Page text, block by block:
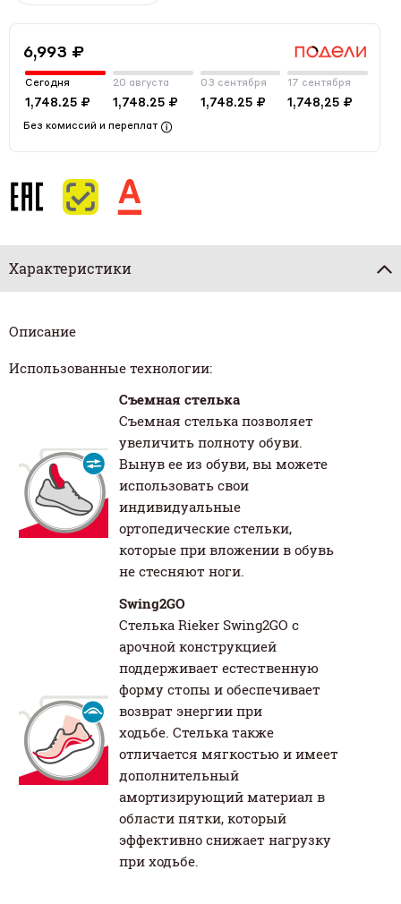
6,993 ₽
Сегодня
1,748.25 ₽
20 августа
1,748.25 ₽
03 сентября
1,748.25 ₽
17 сентября
1,748,25 ₽
Без комиссий и переплат
Характеристики
Описание
Использованные технологии:
Съемная стелька
Съемная стелька позволяет
увеличить полноту обуви.
Вынув ее из обуви, вы можете
использовать свои
индивидуальные
ортопедические стельки,
которые при вложении в обувь
не стесняют ноги.
Swing2GO
Стелька Rieker Swing2GO с
арочной конструкцией
поддерживает естественную
форму стопы и обеспечивает
возврат энергии при
ходьбе. Стелька также
отличается мягкостью и имеет
дополнительный
амортизирующий материал в
области пятки, который
эффективно снижает нагрузку
при ходьбе.